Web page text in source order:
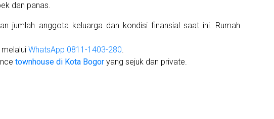
dan panas.
jumlah anggota keluarga dan kondisi finansial saat ini. Rumah
melaluiWhatsApp 0811-1403-280.
townhouse di Kota Bogor yang sejuk dan private.